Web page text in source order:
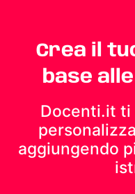
Crea il
base
Docenti.it ti
aggiungendo